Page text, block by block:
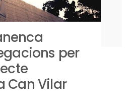
per
Can Vilar